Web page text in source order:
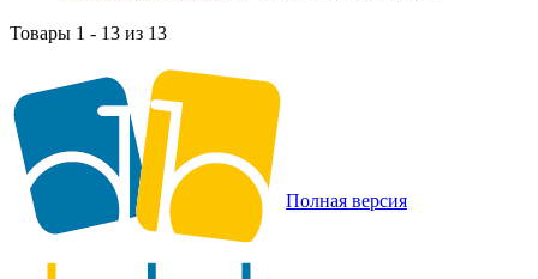
Товары 1 - 13 из 13
Полная версия